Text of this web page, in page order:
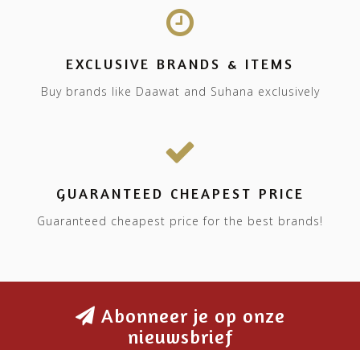
EXCLUSIVE BRANDS & ITEMS
Buy brands like Daawat and Suhana exclusively
GUARANTEED CHEAPEST PRICE
Guaranteed cheapest price for the best brands!
Abonneer je op onze
nieuwsbrief